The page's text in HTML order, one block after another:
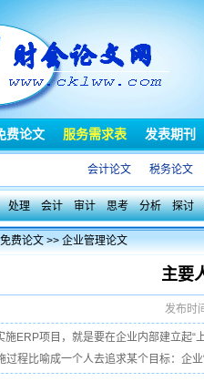
费论文 服务需求表 发表期刊
会计论文 税务论文
处理 会计 审计 思考 分析 探讨
免费论文>>企业管理论文
主要
发布时
施ERP项目，就是要在企业内部建立起
过程比喻成一个人去追求某个目标：企